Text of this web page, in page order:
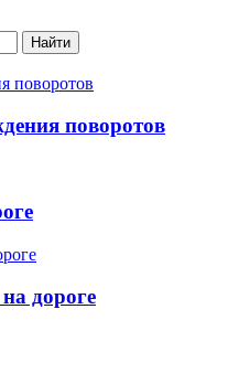
Найти
поворотов
дороге